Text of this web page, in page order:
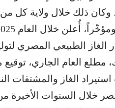
وكان ذلك خلال ولاية كل
الغاز الطبيعي المصري
مطلع العام الجاري،
استيراد الغاز والمشتقات
خلال السنوات الأخيرة